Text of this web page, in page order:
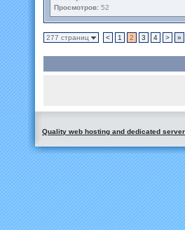
Просмотров: 52
277 страниц < 1 2 3 4 > »
Quality web hosting and dedicated